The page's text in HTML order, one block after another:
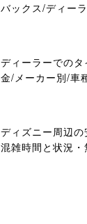
バックス/ディー
ディーラーでの
金/メーカー別/車
ディズニー周辺の
混雑時間と状況・